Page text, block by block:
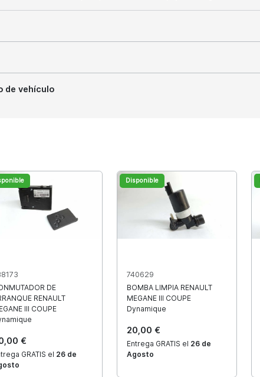
de vehículo
DE
RENAULT
III COUPE
€
GRATIS el 26 de
Disponible
740629
BOMBA LIMPIA RENAULT
MEGANE III COUPE
Dynamique
20,00 €
Entrega GRATIS el 26 de
Agosto